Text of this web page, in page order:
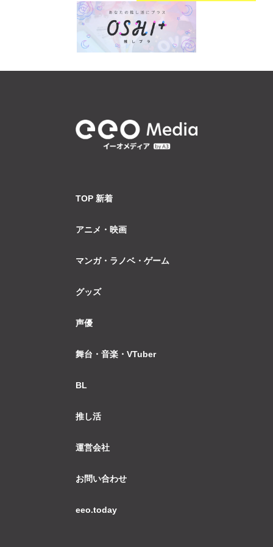
TOP 新着
アニメ・映画
マンガ・ラノベ・ゲーム
グッズ
声優
舞台・音楽・VTuber
BL
推し活
運営会社
お問い合わせ
eeo.today